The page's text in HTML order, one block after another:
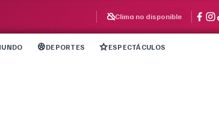
Clima no disponible
DEPORTES ESPECTÁCULOS